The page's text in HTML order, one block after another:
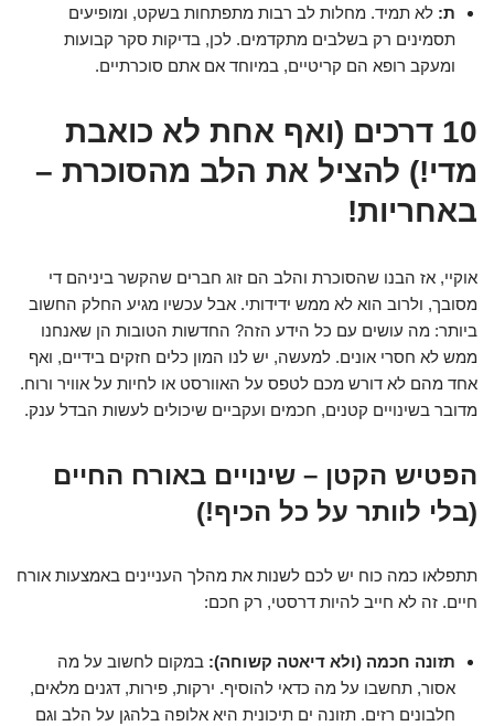
ת: לא תמיד. מחלות לב רבות מתפתחות בשקט, ומופיעים
תסמינים רק בשלבים מתקדמים. לכן, בדיקות סקר קבועות
ומעקב רופא הם קריטיים, במיוחד אם אתם סוכרתיים.
10 דרכים (ואף אחת לא כואבת
מדי!) להציל את הלב מהסוכרת –
באחריות!
אוקיי, אז הבנו שהסוכרת והלב הם זוג חברים שהקשר ביניהם די
מסובך, ולרוב הוא לא ממש ידידותי. אבל עכשיו מגיע החלק החשוב
ביותר: מה עושים עם כל הידע הזה? החדשות הטובות הן שאנחנו
ממש לא חסרי אונים. למעשה, יש לנו המון כלים חזקים בידיים, ואף
אחד מהם לא דורש מכם לטפס על האוורסט או לחיות על אוויר ורוח.
מדובר בשינויים קטנים, חכמים ועקביים שיכולים לעשות הבדל ענק.
הפטיש הקטן – שינויים באורח החיים
(בלי לוותר על כל הכיף!)
תתפלאו כמה כוח יש לכם לשנות את מהלך העניינים באמצעות אורח
חיים. זה לא חייב להיות דרסטי, רק חכם:
תזונה חכמה (ולא דיאטה קשוחה): במקום לחשוב על מה
אסור, תחשבו על מה כדאי להוסיף. ירקות, פירות, דגנים מלאים,
חלבונים רזים. תזונה ים תיכונית היא אלופה בלהגן על הלב וגם